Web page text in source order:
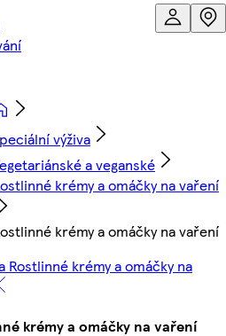
výživa
a veganské
krémy a omáčky na vaření
krémy a omáčky na vaření
Rostlinné krémy a omáčky na
krémy a omáčky na vaření